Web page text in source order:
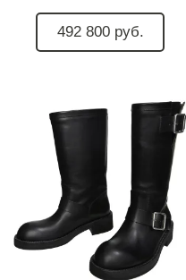
492 800 руб.